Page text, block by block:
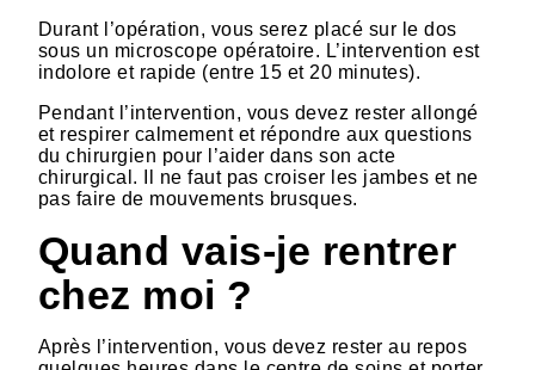
Durant l’opération, vous serez placé sur le dos
sous un microscope opératoire. L’intervention est
indolore et rapide (entre 15 et 20 minutes).
Pendant l’intervention, vous devez rester allongé
et respirer calmement et répondre aux questions
du chirurgien pour l’aider dans son acte
chirurgical. Il ne faut pas croiser les jambes et ne
pas faire de mouvements brusques.
Quand vais-je rentrer
chez moi ?
Après l’intervention, vous devez rester au repos